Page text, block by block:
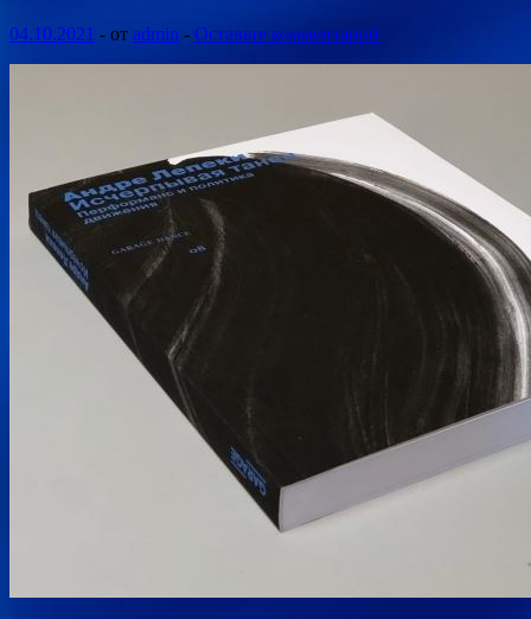
04.10.2021 - от admin - Оставьте комментарий